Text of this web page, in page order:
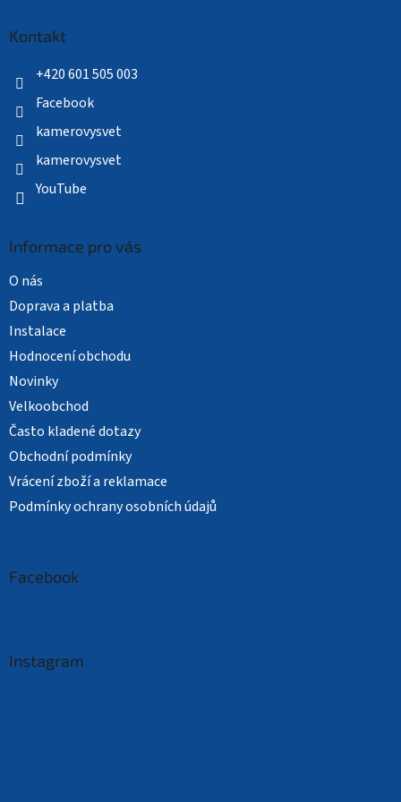
Kontakt
+420 601 505 003
Facebook
kamerovysvet
kamerovysvet
YouTube
Informace pro vás
O nás
Doprava a platba
Instalace
Hodnocení obchodu
Novinky
Velkoobchod
Často kladené dotazy
Obchodní podmínky
Vrácení zboží a reklamace
Podmínky ochrany osobních údajů
Facebook
Instagram